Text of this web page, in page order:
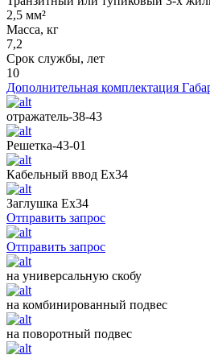
2,5 мм²
Масса, кг
7,2
Срок службы, лет
10
Дополнительная комплектация
отражатель-38-43
Решетка-43-01
Кабельный ввод Ех34
Заглушка Ех34
Отправить запрос
Отправить запрос
на универсальную скобу
на комбинированный подвес
на поворотный подвес